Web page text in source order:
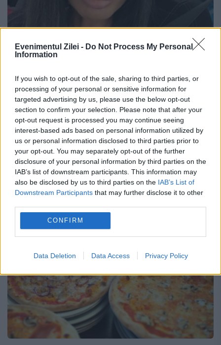
Evenimentul Zilei - Do Not Process My Personal
Information
If you wish to opt-out of the sale, sharing to third parties, or
processing of your personal or sensitive information for
targeted advertising by us, please use the below opt-out
section to confirm your selection. Please note that after your
opt-out request is processed you may continue seeing
interest-based ads based on personal information utilized by
us or personal information disclosed to third parties prior to
your opt-out. You may separately opt-out of the further
disclosure of your personal information by third parties on the
IAB’s list of downstream participants. This information may
also be disclosed by us to third parties on the IAB’s List of
Downstream Participants that may further disclose it to other
CONFIRM
Data Deletion Data Access Privacy Policy
EXCLUSIV. Elena Băsescu, situație
iubitului ei. „Muritorii” au zărit-o într-o
ipostază hilară
24 OCTOMBRIE 2018
În seara zilei de marți, 23 octombrie, la o zi
după ce însăși Traian Băsescu a luat la pas
Bulevardul Nicolae Titulescu din Capitală, a
apărut și Eba. Acest loc...